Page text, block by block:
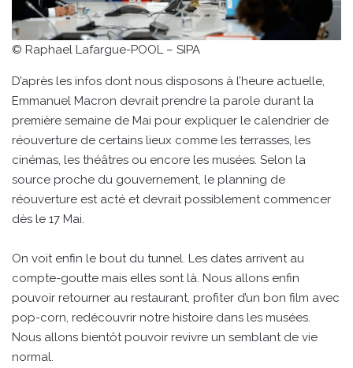
© Raphael Lafargue-POOL – SIPA
D’après les infos dont nous disposons à l’heure actuelle,
Emmanuel Macron devrait prendre la parole durant la
première semaine de Mai pour expliquer le calendrier de
réouverture de certains lieux comme les terrasses, les
cinémas, les théâtres ou encore les musées. Selon la
source proche du gouvernement, le planning de
réouverture est acté et devrait possiblement commencer
dès le 17 Mai.
On voit enfin le bout du tunnel. Les dates arrivent au
compte-goutte mais elles sont là. Nous allons enfin
pouvoir retourner au restaurant, profiter d’un bon film avec
pop-corn, redécouvrir notre histoire dans les musées.
Nous allons bientôt pouvoir revivre un semblant de vie
normal.